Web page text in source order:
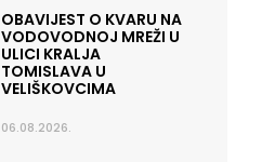
OBAVIJEST O KVARU NA
VODOVODNOJ MREŽI U
ULICI KRALJA
TOMISLAVA U
VELIŠKOVCIMA
06.08.2026.